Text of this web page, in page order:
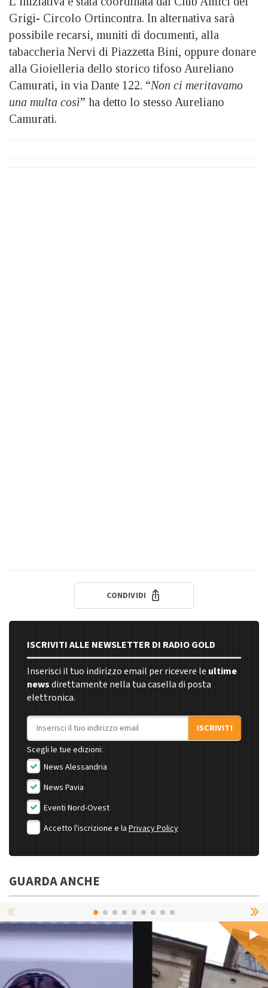
Grigi- Circolo Ortincontra. In alternativa sarà
possibile recarsi, muniti di documenti, alla
tabaccheria Nervi di Piazzetta Bini, oppure donare
alla Gioielleria dello storico tifoso Aureliano
Camurati, in via Dante 122. “Non ci meritavamo
una multa così” ha detto lo stesso Aureliano
Camurati.
CONDIVIDI
ISCRIVITI ALLE NEWSLETTER DI RADIO GOLD
Inserisci il tuo indirizzo email per ricevere le ultime
newsdirettamente nella tua casella di posta
elettronica.
Indirizzo email
ISCRIVITI
Scegli le tue edizioni:
News Alessandria
News Pavia
Eventi Nord-Ovest
Accetto l'iscrizione e la Privacy Policy
GUARDA ANCHE